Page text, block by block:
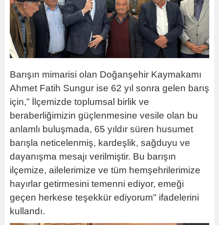
Barışın mimarisi olan Doğanşehir Kaymakamı
Ahmet Fatih Sungur ise 62 yıl sonra gelen barış
için,” İlçemizde toplumsal birlik ve
beraberliğimizin güçlenmesine vesile olan bu
anlamlı buluşmada, 65 yıldır süren husumet
barışla neticelenmiş, kardeşlik, sağduyu ve
dayanışma mesajı verilmiştir. Bu barışın
ilçemize, ailelerimize ve tüm hemşehrilerimize
hayırlar getirmesini temenni ediyor, emeği
geçen herkese teşekkür ediyorum" ifadelerini
kullandı.